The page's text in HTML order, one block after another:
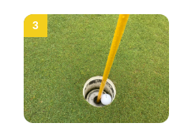
3